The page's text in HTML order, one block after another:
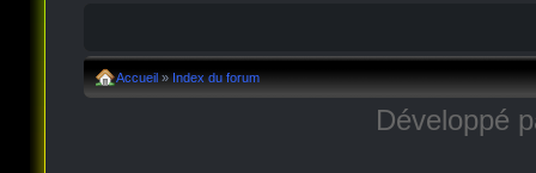
Accueil » Index du forum
Développé